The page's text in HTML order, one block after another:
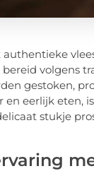
volgens
gestoken,
en eerlijk eten,
stukje